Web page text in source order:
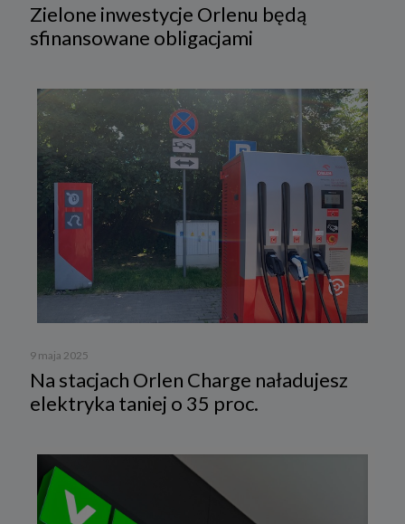
Zielone inwestycje Orlenu będą
sfinansowane obligacjami
9 maja 2025
Na stacjach Orlen Charge naładujesz
elektryka taniej o 35 proc.